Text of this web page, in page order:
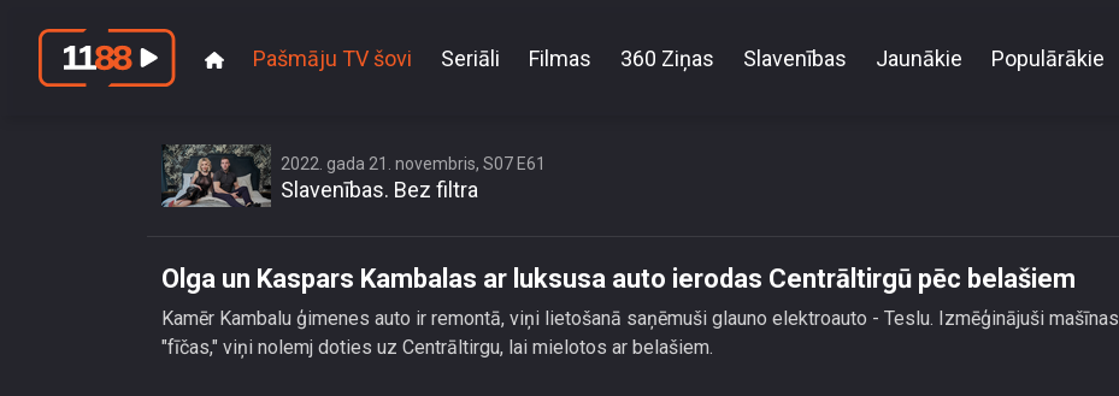
Pašmāju TV šovi Seriāli Filmas 360 Ziņas Slavenības Jaunākie Populārākie
2022. gada 21. novembris, S07 E61
Slavenības. Bez filtra
Olga un Kaspars Kambalas ar luksusa auto ierodas Centrāltirgū pēc belašiem
Kamēr Kambalu ģimenes auto ir remontā, viņi lietošanā saņēmuši glauno elektroauto - Teslu. Izmēģinājuši mašīnas
"fīčas," viņi nolemj doties uz Centrāltirgu, lai mielotos ar belašiem.